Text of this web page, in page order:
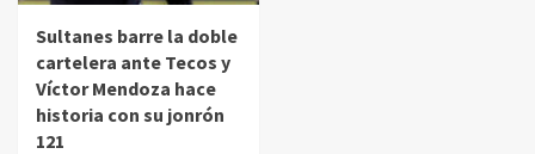
Sultanes barre la doble
cartelera ante Tecos y
Víctor Mendoza hace
historia con su jonrón
121